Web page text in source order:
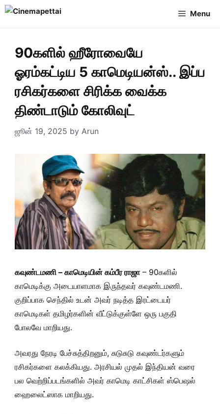
Skip
Menu
90களில் ஹீரோவையே
ஓரம்கட்டிய 5 காமெடியன்ஸ்.. இப்ப
ரசிகர்களை சிரிக்க வைக்க
திண்டாடும் கோலிவுட்
ஜூன் 19, 2025 by Arun
கவுண்டமணி – காமெடியின் கம்பீர ராஜா– 90களில்
காமெடிக்கு அடையாளமாக இருந்தவர் கவுண்டமணி.
குறிப்பாக செந்தில் உடன் அவர் நடித்த இரட்டையர்
காமெடிகள் தமிழர்களின் வீட்டுக்குள்ளே ஒரு பகுதி
போலவே மாறியது.
அவரது நேரடி பேச்சுத்திறனும், சுடுசுடு கவுண்டர்களும்
ரசிகர்களை கலக்கியது. அரசியல் முதல் இந்தியன் வரை
பல வெற்றிப்படங்களில் அவர் காமெடி காட்சிகள் ஸ்பெஷல்
ஹைலைட்ஸாக மாறியது.